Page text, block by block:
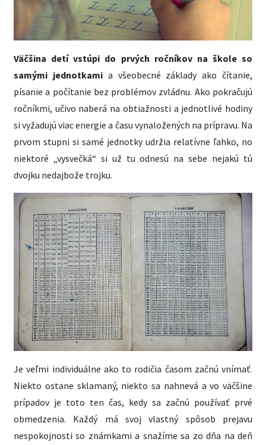
Väčšina detí vstúpi do prvých ročníkov na škole so
samými jednotkamia všeobecné základy ako čítanie,
písanie a počítanie bez problémov zvládnu. Ako pokračujú
ročníkmi, učivo naberá na obtiažnosti a jednotlivé hodiny
si vyžadujú viac energie a času vynaložených na prípravu. Na
prvom stupni si samé jednotky udržia relatívne ľahko, no
niektoré „vysvečká“ si už tu odnesú na sebe nejakú tú
dvojku nedajbože trojku.
Je veľmi individuálne ako to rodičia časom začnú vnímať.
Niekto ostane sklamaný, niekto sa nahnevá a vo väčšine
prípadov je toto ten čas, kedy sa začnú používať prvé
obmedzenia. Každý má svoj vlastný spôsob prejavu
nespokojnosti so známkami a snažíme sa zo dňa na deň